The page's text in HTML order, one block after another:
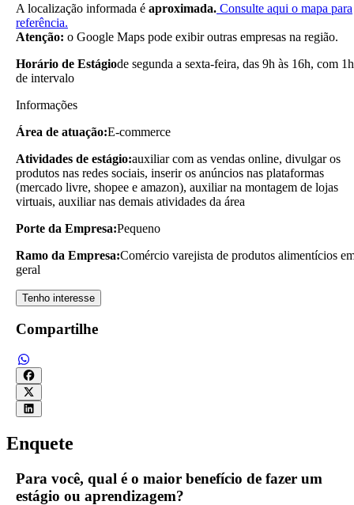
A localização informada é aproximada. Consulte aqui o mapa para
referência.
Atenção: o Google Maps pode exibir outras empresas na região.
Horário de Estágiode segunda a sexta-feira, das 9h às 16h, com 1h
de intervalo
Informações
Área de atuação:E-commerce
Atividades de estágio:auxiliar com as vendas online, divulgar os
produtos nas redes sociais, inserir os anúncios nas plataformas
(mercado livre, shopee e amazon), auxiliar na montagem de lojas
virtuais, auxiliar nas demais atividades da área
Porte da Empresa:Pequeno
Ramo da Empresa:Comércio varejista de produtos alimentícios
geral
Tenho interesse
Compartilhe
Enquete
Para você, qual é o maior benefício de fazer um
estágio ou aprendizagem?